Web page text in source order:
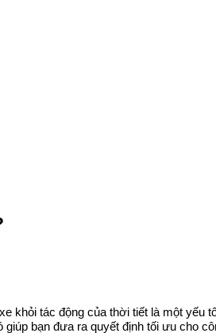
tác động của thời tiết là một yếu
bạn đưa ra quyết định tối ưu cho